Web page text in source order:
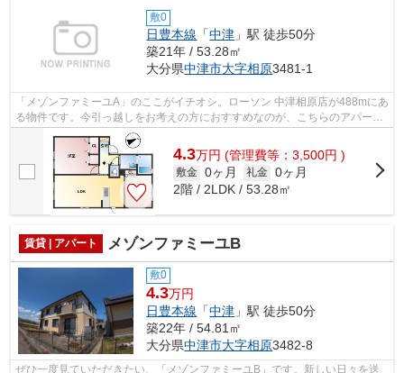
敷0
日豊本線 「中津 」駅 徒歩50分
築21年 / 53.28㎡
大分県中津市大字相原3481-1
「メゾンファミーユA」のここがイチオシ。ローソン 中津相原店が488mにあ
る物件です。今引っ越しをお考えの方におすすめなのが、こちらのアパート
です。当社が取り扱う賃貸物件から、...
4.3万円 (管理費等：3,500円 )
敷金 0ヶ月 礼金 0ヶ月
2階 / 2LDK / 53.28㎡
賃貸 | アパート メゾンファミーユB
敷0
4.3万円
日豊本線 「中津 」駅 徒歩50分
築22年 / 54.81㎡
大分県中津市大字相原3482-8
ぜひ一度見ていただきたい、「メゾンファミーユB」です。新しい日々を送